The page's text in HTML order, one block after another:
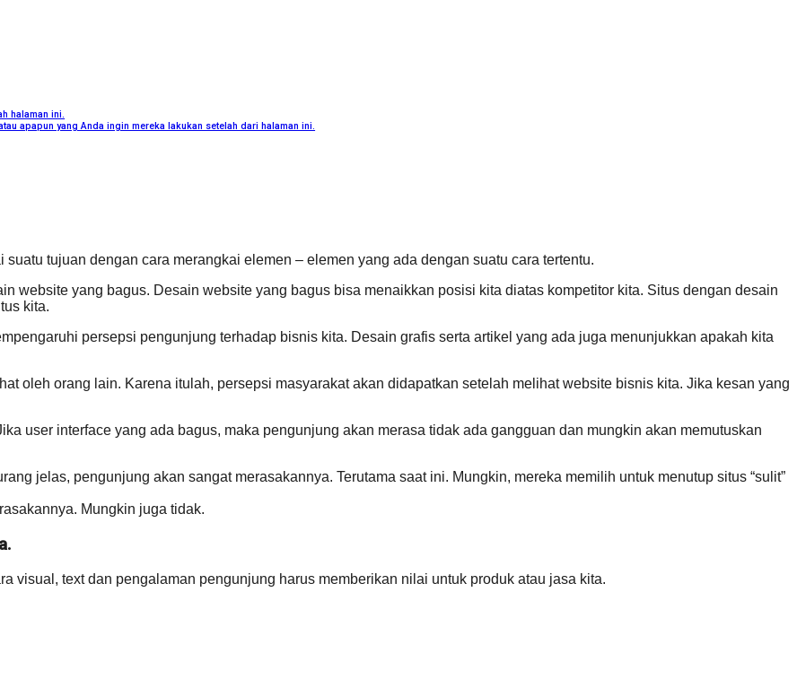
halaman ini.
apapun yang Anda ingin mereka lakukan setelah dari halaman ini.
suatu tujuan dengan cara merangkai elemen – elemen yang ada dengan suatu cara tertentu.
website yang bagus. Desain website yang bagus bisa menaikkan posisi kita diatas kompetitor kita. Situs dengan desain
kita.
persepsi pengunjung terhadap bisnis kita. Desain grafis serta artikel yang ada juga menunjukkan apakah kita
oleh orang lain. Karena itulah, persepsi masyarakat akan didapatkan setelah melihat website bisnis kita. Jika kesan yang
user interface yang ada bagus, maka pengunjung akan merasa tidak ada gangguan dan mungkin akan memutuskan
jelas, pengunjung akan sangat merasakannya. Terutama saat ini. Mungkin, mereka memilih untuk menutup situs “sulit”
Mungkin juga tidak.
visual, text dan pengalaman pengunjung harus memberikan nilai untuk produk atau jasa kita.